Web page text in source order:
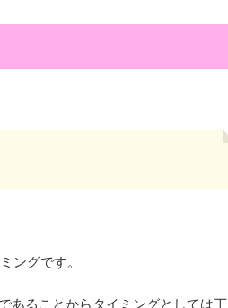
ングです。
あることからタイミングとしては丁